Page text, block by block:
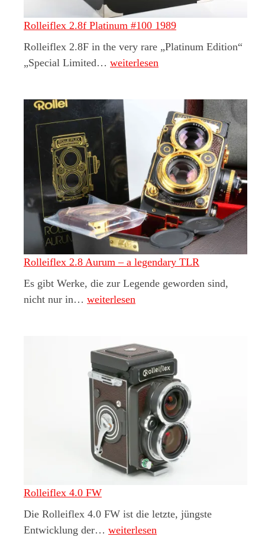
Rolleiflex 2.8f Platinum #100 1989
Rolleiflex 2.8F in the very rare „Platinum Edition“
„Special Limited… Rolleiflex 2.8f Platinum #100 1989
weiterlesen
Rolleiflex 2.8 Aurum – a legendary TLR
Es gibt Werke, die zur Legende geworden sind,
nicht nur in… Rolleiflex 2.8 Aurum – a legendary TLR
weiterlesen
Rolleiflex 4.0 FW
Die Rolleiflex 4.0 FW ist die letzte, jüngste
Entwicklung der… Rolleiflex 4.0 FW
weiterlesen